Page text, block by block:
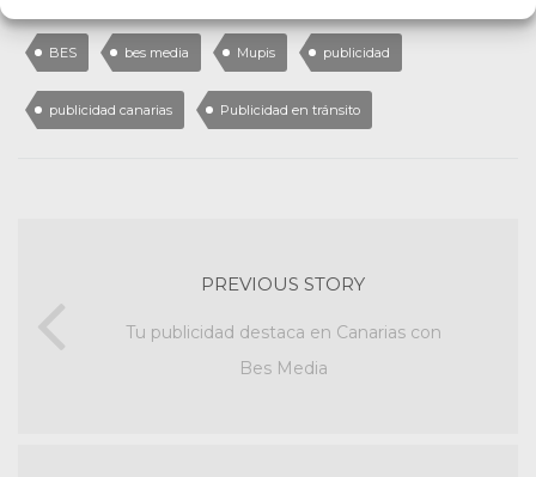
BES bes media Mupis publicidad
publicidad canarias Publicidad en tránsito
PREVIOUS STORY
Tu publicidad destaca en Canarias con
Bes Media